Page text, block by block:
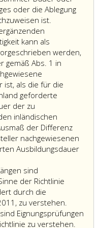
Absatz
2,)
oder
die
im
die
oder die Ablegung
ist.
der
gemäß
eins
und
5,
vorgelegten
Zeugnisse
und
von
Antragsteller
in
einem
kann als
werden,
gemäß Abs. 1 in
ist, als die für die
geforderte
der zu
inländischen
der Differenz
nachgewiesenen
Ausbildungsdauer
sind
der Richtlinie
durch die
zu verstehen.
Eignungsprüfungen
zu verstehen.